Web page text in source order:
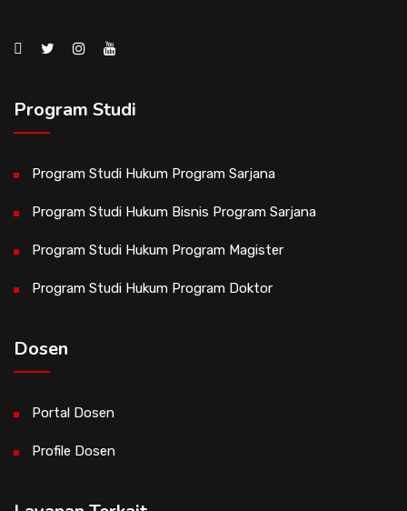
Program Studi
Program Studi Hukum Program Sarjana
Program Studi Hukum Bisnis Program Sarjana
Program Studi Hukum Program Magister
Program Studi Hukum Program Doktor
Dosen
Portal Dosen
Profile Dosen